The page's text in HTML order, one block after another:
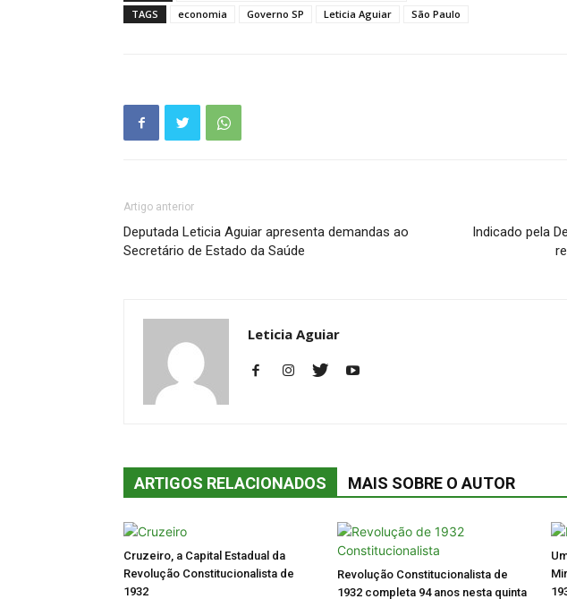
TAGS
economia Governo SP Leticia Aguiar São Paulo
Artigo anterior
Deputada Leticia Aguiar apresenta demandas ao
Secretário de Estado da Saúde
Indicado pela
Leticia Aguiar
ARTIGOS RELACIONADOS MAIS SOBRE O AUTOR
Cruzeiro, a Capital Estadual da
Revolução Constitucionalista de
1932
Revolução Constitucionalista de
1932 completa 94 anos nesta quinta